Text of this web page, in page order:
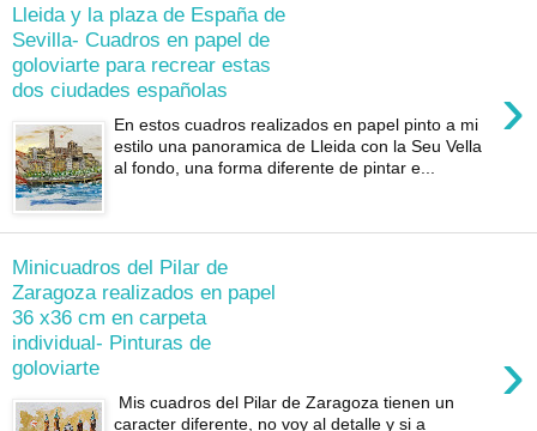
Lleida y la plaza de España de
Sevilla- Cuadros en papel de
goloviarte para recrear estas
dos ciudades españolas
›
En estos cuadros realizados en papel pinto a mi
estilo una panoramica de Lleida con la Seu Vella
al fondo, una forma diferente de pintar e...
Minicuadros del Pilar de
Zaragoza realizados en papel
36 x36 cm en carpeta
individual- Pinturas de
goloviarte
›
Mis cuadros del Pilar de Zaragoza tienen un
caracter diferente, no voy al detalle y si a